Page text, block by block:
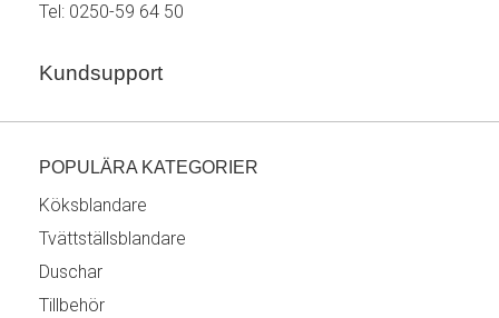
Tel: 0250-59 64 50
Kundsupport
POPULÄRA KATEGORIER
Köksblandare
Tvättställsblandare
Duschar
Tillbehör